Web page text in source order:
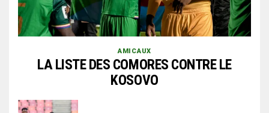
AMICAUX
LA LISTE DES COMORES CONTRE LE
KOSOVO